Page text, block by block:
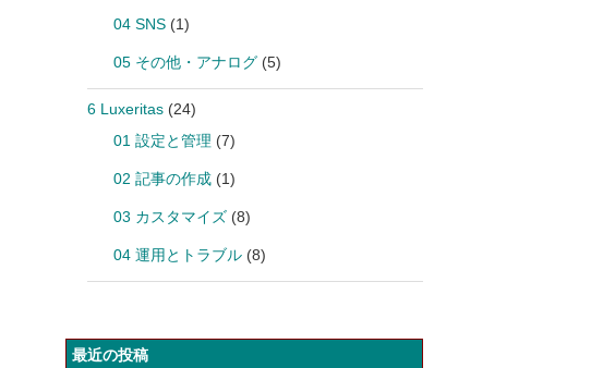
04 SNS(1)
05 その他・アナログ(5)
6 Luxeritas(24)
01 設定と管理 (7)
02 記事の作成(1)
03 カスタマイズ(8)
04 運用とトラブル(8)
最近の投稿